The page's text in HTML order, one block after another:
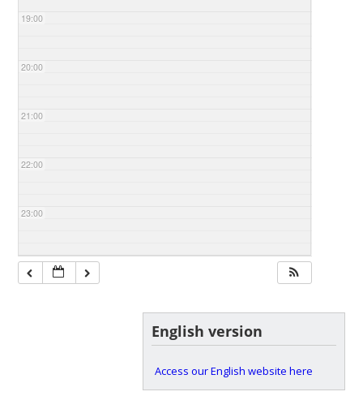
19:00
20:00
21:00
22:00
23:00
English version
Access our English website here